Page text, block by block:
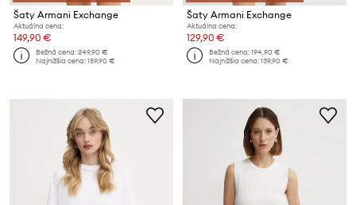
Šaty Armani Exchange
Aktuálna cena:
149,90 €
Bežná cena:249,90 €
Najnižšia cena:159,90 €
Šaty Armani Exchange
Aktuálna cena:
129,90 €
Bežná cena:194,90 €
Najnižšia cena:139,90 €